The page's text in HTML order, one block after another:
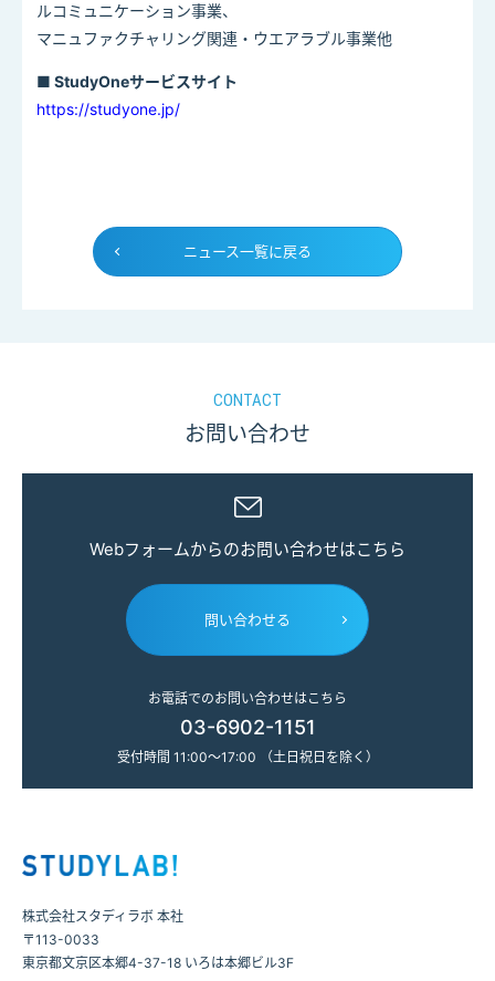
ルコミュニケーション事業、
マニュファクチャリング関連・ウエアラブル事業他
■ StudyOneサービスサイト
https://studyone.jp/
ニュース一覧に戻る
CONTACT
お問い合わせ
Webフォームからのお問い合わせはこちら
問い合わせる
お電話でのお問い合わせはこちら
03-6902-1151
受付時間 11:00～17:00 （土日祝日を除く）
株式会社スタディラボ 本社
〒113-0033
東京都文京区本郷4-37-18 いろは本郷ビル3F